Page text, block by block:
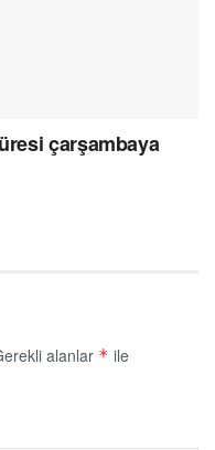
çarşambaya
alanlar * ile